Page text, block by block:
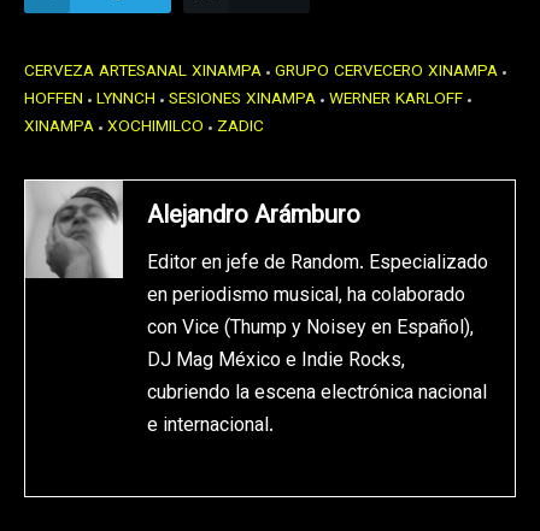
CERVEZA ARTESANAL XINAMPA GRUPO CERVECERO XINAMPA
HOFFEN LYNNCH SESIONES XINAMPA WERNER KARLOFF
XINAMPA XOCHIMILCO ZADIC
Alejandro Arámburo
Editor en jefe de Random. Especializado
en periodismo musical, ha colaborado
con Vice (Thump y Noisey en Español),
DJ Mag México e Indie Rocks,
cubriendo la escena electrónica nacional
e internacional.